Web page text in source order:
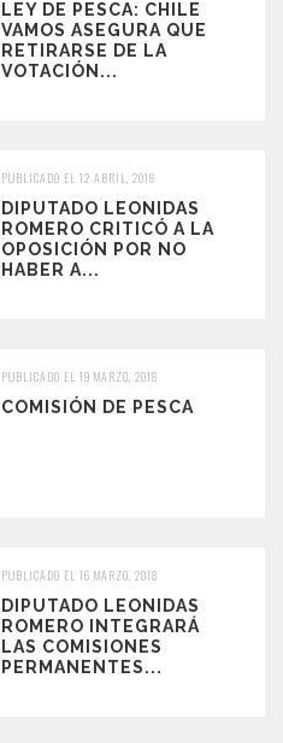
LEY DE PESCA: CHILE
VAMOS ASEGURA QUE
RETIRARSE DE LA
VOTACIÓN...
PUBLICADO EL 12 ABRIL, 2018
DIPUTADO LEONIDAS
ROMERO CRITICÓ A LA
OPOSICIÓN POR NO
HABER A...
PUBLICADO EL 19 MARZO, 2018
COMISIÓN DE PESCA
PUBLICADO EL 16 MARZO, 2018
DIPUTADO LEONIDAS
ROMERO INTEGRARÁ
LAS COMISIONES
PERMANENTES...